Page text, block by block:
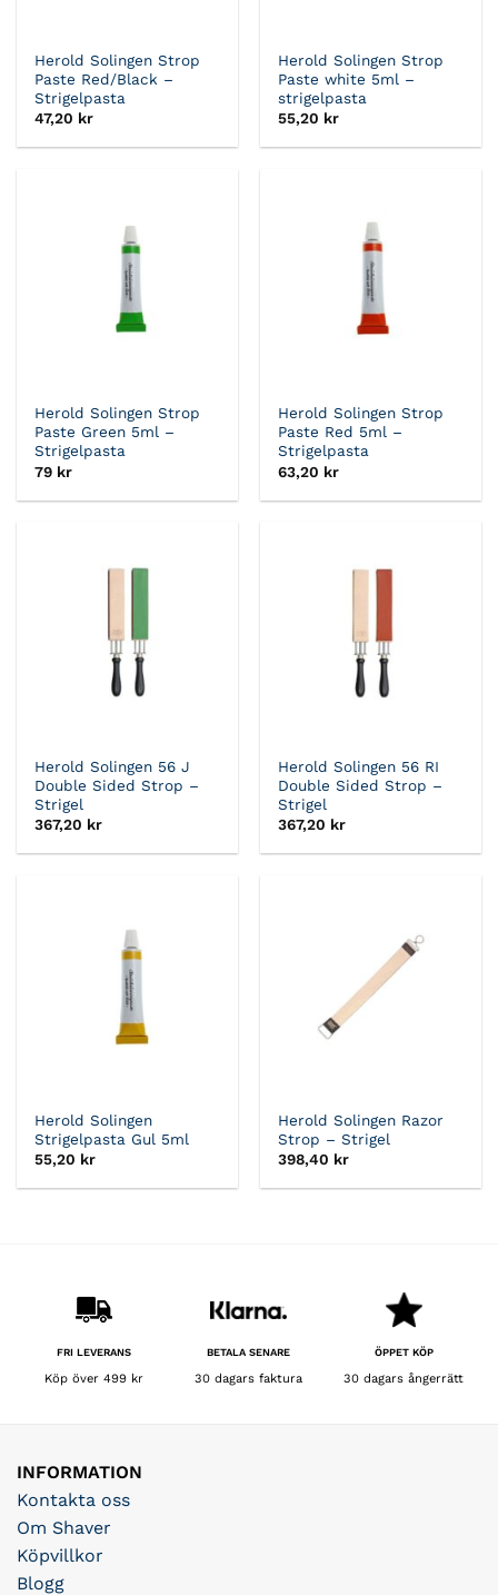
Herold Solingen Strop
Paste Red/Black –
Strigelpasta
47,20 kr
Herold Solingen Strop
Paste white 5ml –
strigelpasta
55,20 kr
Herold Solingen Strop
Paste Green 5ml –
Strigelpasta
79 kr
Herold Solingen Strop
Paste Red 5ml –
Strigelpasta
63,20 kr
Herold Solingen 56 J
Double Sided Strop –
Strigel
367,20 kr
Herold Solingen 56 RI
Double Sided Strop –
Strigel
367,20 kr
Herold Solingen
Strigelpasta Gul 5ml
55,20 kr
Herold Solingen Razor
Strop – Strigel
398,40 kr
FRI LEVERANS
Köp över 499 kr
BETALA SENARE
30 dagars faktura
ÖPPET KÖP
30 dagars ångerrätt
INFORMATION
Kontakta oss
Om Shaver
Köpvillkor
Blogg